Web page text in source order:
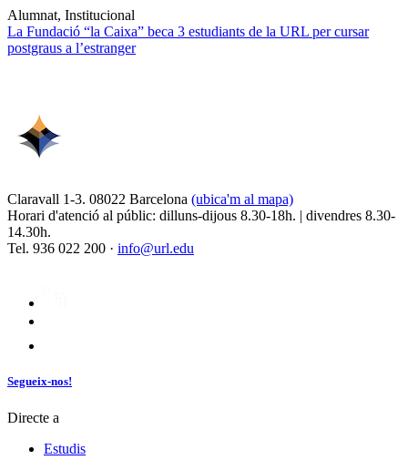
Alumnat, Institucional
La Fundació “la Caixa” beca 3 estudiants de la URL per cursar
postgraus a l’estranger
Claravall 1-3. 08022 Barcelona (ubica'm al mapa)
Horari d'atenció al públic: dilluns-dijous 8.30-18h. | divendres 8.30-
14.30h.
Tel. 936 022 200 · info@url.edu
Segueix-nos!
Directe a
Estudis